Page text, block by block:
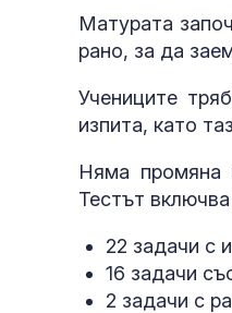
Матурата
рано, за да
Учениците
изпита, като
Няма промяна
Тестът
22 задачи с
16 задачи
2 задачи с